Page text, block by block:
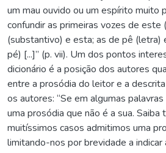
um mau ouvido ou um espírito muito
confundir as primeiras vozes de este
(substantivo) e esta; as de pê (letra)
pé) [...]” (p. vii). Um dos pontos
dicionário é a posição dos autores
entre a prosódia do leitor e a
os autores: “Se em algumas
uma prosódia que não é a sua. Saiba
muitíssimos casos admitimos uma
limitando-nos por brevidade a indicar